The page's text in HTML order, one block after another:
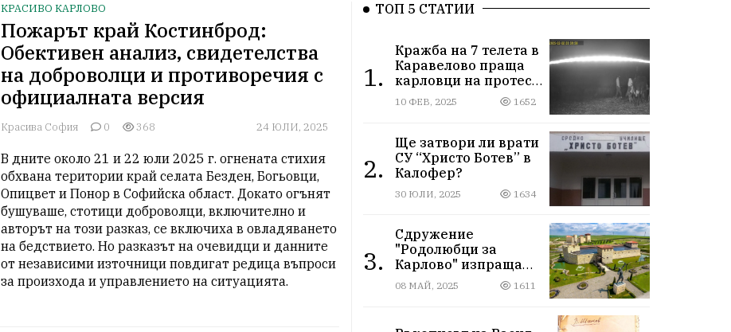
КРАСИВО КАРЛОВО
Пожарът край Костинброд:
Обективен анализ, свидетелства
на доброволци и противоречия с
официалната версия
Красива София 0 368 24 ЮЛИ, 2025
В дните около 21 и 22 юли 2025 г. огнената стихия
обхвана територии край селата Безден, Богьовци,
Опицвет и Понор в Софийска област. Докато огънят
бушуваше, стотици доброволци, включително и
авторът на този разказ, се включиха в овладяването
на бедствието. Но разказът на очевидци и данните
от независими източници повдигат редица въпроси
за произхода и управлението на ситуацията.
ТОП 5 СТАТИИ
1.
Кражба на 7 телета в
Каравелово праща
карловци на протест
пред Окръжния съд
10 ФЕВ, 2025 1652
2.
Ще затвори ли врати
СУ “Христо Ботев” в
Калофер?
30 ЮЛИ, 2025 1634
3.
Сдружение
"Родолюбци за
Карлово" изпраща
ученици на
екскурзия в
08 МАЙ, 2025 1611